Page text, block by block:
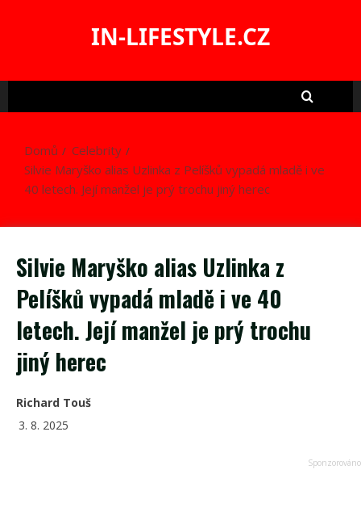
IN-LIFESTYLE.CZ
Domů
Celebrity
Silvie Maryško alias Uzlinka z Pelíšků vypadá mladě i ve
40 letech. Její manžel je prý trochu jiný herec
Silvie Maryško alias Uzlinka z
Pelíšků vypadá mladě i ve 40
letech. Její manžel je prý trochu
jiný herec
Richard Touš
3. 8. 2025